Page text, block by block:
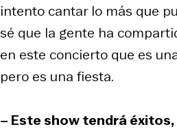
intento cantar lo más que
sé que la gente ha
en este concierto que es
pero es una fiesta.
– Este show tendrá